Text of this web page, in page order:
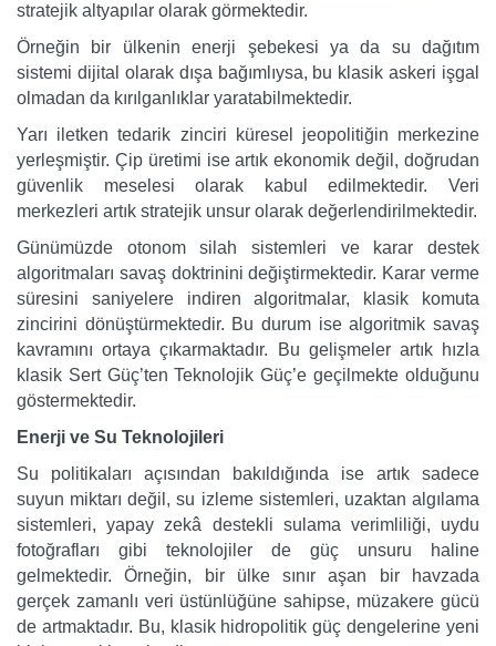
stratejik altyapılar olarak görmektedir.
Örneğin bir ülkenin enerji şebekesi ya da su dağıtım
sistemi dijital olarak dışa bağımlıysa, bu klasik askeri işgal
olmadan da kırılganlıklar yaratabilmektedir.
Yarı iletken tedarik zinciri küresel jeopolitiğin merkezine
yerleşmiştir. Çip üretimi ise artık ekonomik değil, doğrudan
güvenlik meselesi olarak kabul edilmektedir. Veri
merkezleri artık stratejik unsur olarak değerlendirilmektedir.
Günümüzde otonom silah sistemleri ve karar destek
algoritmaları savaş doktrinini değiştirmektedir. Karar verme
süresini saniyelere indiren algoritmalar, klasik komuta
zincirini dönüştürmektedir. Bu durum ise algoritmik savaş
kavramını ortaya çıkarmaktadır. Bu gelişmeler artık hızla
klasik Sert Güç’ten Teknolojik Güç’e geçilmekte olduğunu
göstermektedir.
Enerji ve Su Teknolojileri
Su politikaları açısından bakıldığında ise artık sadece
suyun miktarı değil, su izleme sistemleri, uzaktan algılama
sistemleri, yapay zekâ destekli sulama verimliliği, uydu
fotoğrafları gibi teknolojiler de güç unsuru haline
gelmektedir. Örneğin, bir ülke sınır aşan bir havzada
gerçek zamanlı veri üstünlüğüne sahipse, müzakere gücü
de artmaktadır. Bu, klasik hidropolitik güç dengelerine yeni